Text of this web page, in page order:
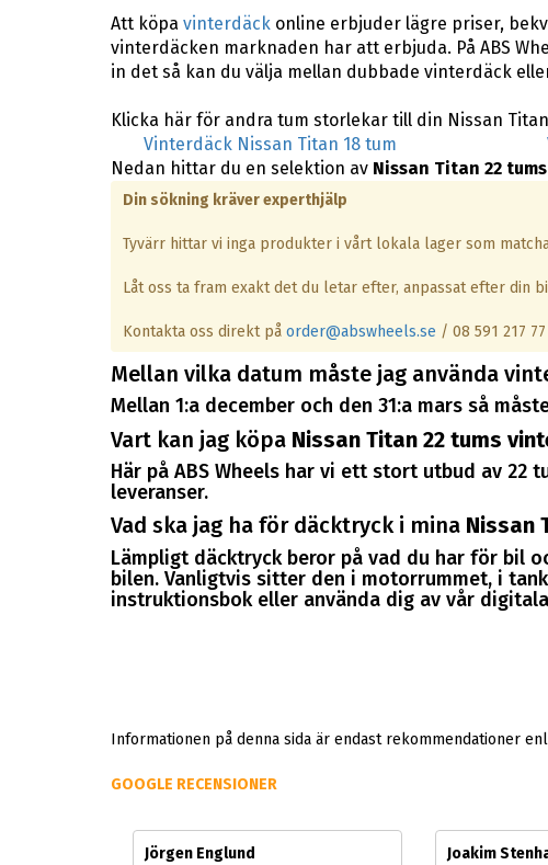
Att köpa vinterdäckonline erbjuder lägre priser,
vinterdäcken marknaden har att erbjuda. På ABS
in det så kan du välja mellan dubbade vinterdäck
Klicka här för andra tum storlekar till din Nissan
Vinterdäck Nissan Titan 18 tum
Nedan hittar du en selektion av Nissan Titan 22
Din sökning kräver experthjälp
Tyvärr hittar vi inga produkter i vårt lokala lager som
Låt oss ta fram exakt det du letar efter, anpassat efter din
Kontakta oss direkt på order@abswheels.se / 08 591 217 77
Mellan vilka datum måste jag använda
Mellan 1:a december och den 31:a mars så
Vart kan jag köpa Nissan Titan 22 tums
Här på ABS Wheels har vi ett stort utbud av 22
leveranser.
Vad ska jag ha för däcktryck i mina Nissan
Lämpligt däcktryck beror på vad du har för bil
bilen. Vanligtvis sitter den i motorrummet, i
instruktionsbok eller använda dig av vår
Informationen på denna sida är endast rekommendationer
GOOGLE RECENSIONER
Jörgen Englund
Joakim